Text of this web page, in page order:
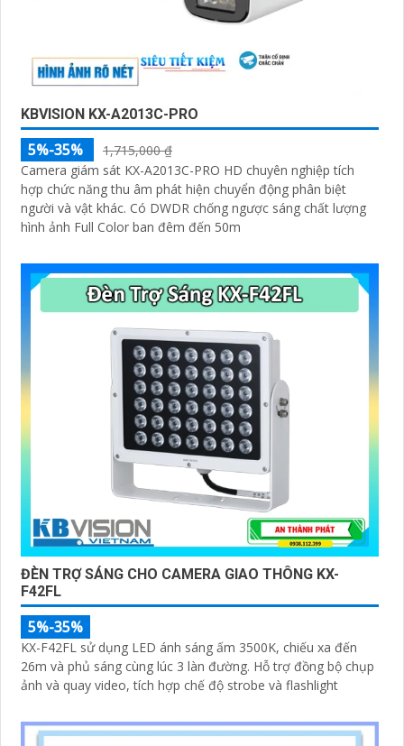
KBVISION KX-A2013C-PRO
5%-35%
1,715,000 ₫
Camera giám sát KX-A2013C-PRO HD chuyên nghiệp tích
hợp chức năng thu âm phát hiện chuyển động phân biệt
người và vật khác. Có DWDR chống ngược sáng chất lượng
hình ảnh Full Color ban đêm đến 50m
ĐÈN TRỢ SÁNG CHO CAMERA GIAO THÔNG KX-
F42FL
5%-35%
KX-F42FL sử dụng LED ánh sáng ấm 3500K, chiếu xa đến
26m và phủ sáng cùng lúc 3 làn đường. Hỗ trợ đồng bộ chụp
ảnh và quay video, tích hợp chế độ strobe và flashlight